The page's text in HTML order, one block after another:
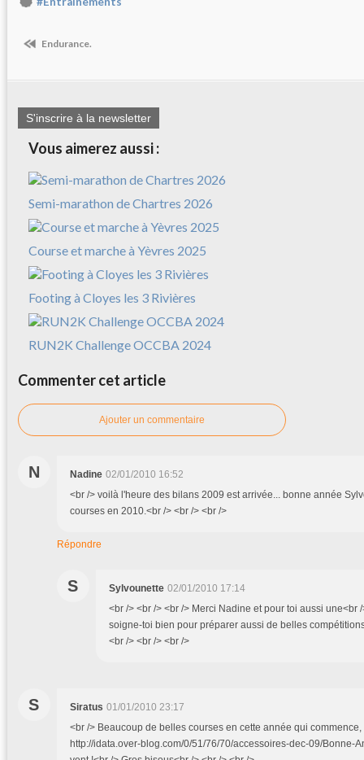
Endurance.
S'inscrire à la newsletter
Vous aimerez aussi :
Semi-marathon de Chartres 2026
Course et marche à Yèvres 2025
Footing à Cloyes les 3 Rivières
RUN2K Challenge OCCBA 2024
Commenter cet article
Ajouter un commentaire
N Nadine 02/01/2010 16:52
<br /> voilà l'heure des bilans 2009 est arrivée... bonne année
courses en 2010.<br /> <br /> <br />
Répondre
S Sylvounette 02/01/2010 17:14
<br /> <br /> <br /> Merci Nadine et pour toi aussi une<br
soigne-toi bien pour préparer aussi de belles
<br /> <br /> <br />
S Siratus 01/01/2010 23:17
<br /> Beaucoup de belles courses en cette année qui commence,
http://idata.over-blog.com/0/51/76/70/accessoires-dec-09/Bonne-